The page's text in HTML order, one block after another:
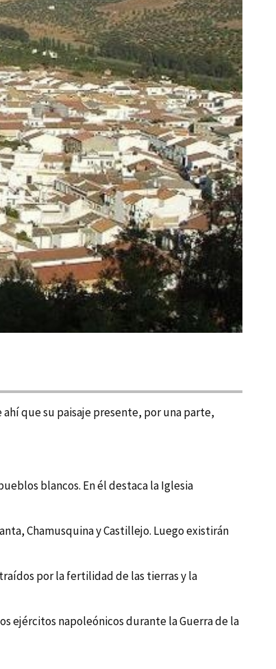
que su paisaje presente, por una parte,
blancos. En él destaca la Iglesia
Chamusquina y Castillejo. Luego existirán
por la fertilidad de las tierras y la
ejércitos napoleónicos durante la Guerra de la